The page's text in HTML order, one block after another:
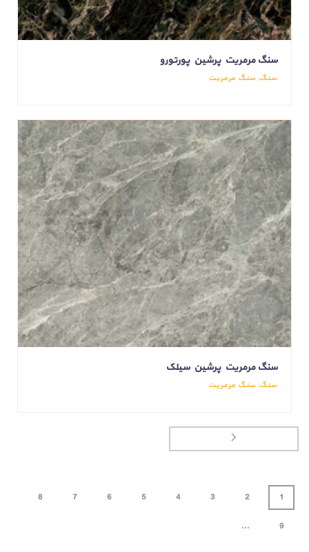
سنگ مرمریت پرشین پورتورو
سنگ, سنگ مرمریت
سنگ مرمریت پرشین سیلک
سنگ, سنگ مرمریت
1
2
3
4
5
6
7
8
9
...